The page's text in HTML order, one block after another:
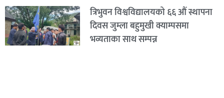
त्रिभुवन विश्वविद्यालयको ६६ औं स्थापना
दिवस जुम्ला बहुमुखी क्याम्पसमा
भव्यताका साथ सम्पन्न